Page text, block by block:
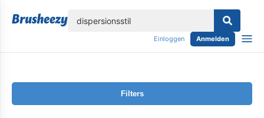
Einloggen Anmelden
Filters